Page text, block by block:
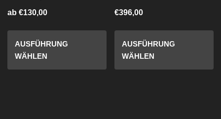
ab €130,00
AUSFÜHRUNG
WÄHLEN
€396,00
AUSFÜHRUNG
WÄHLEN